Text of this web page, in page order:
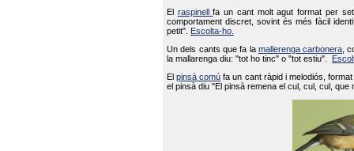
El raspinellfa un cant molt agut format per
comportament discret, sovint és més fàcil
petit".
Escolta-ho.
Un dels cants que fa la mallerenga carbonera ,
la mallarenga diu: "tot ho tinc" o "tot estiu".
Elpinsà comú fa un cant ràpid i melodiós,
el pinsà diu "El pinsà remena el cul, cul, cul,